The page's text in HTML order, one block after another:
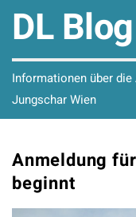
DL Blog
Informationen über
Jungschar Wien
Anmeldung
beginnt